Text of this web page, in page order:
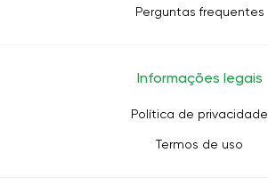
Perguntas frequentes
Informações legais
Política de privacidade
Termos de uso